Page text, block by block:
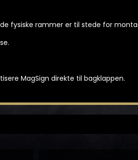
fysiske rammer er til stede for
MagSign direkte til bagklappen.